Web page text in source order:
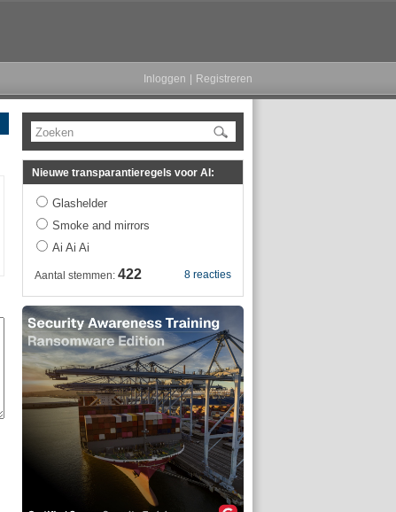
Inloggen Registreren
Zoeken
Nieuwe transparantieregels voor AI:
Glashelder
Smoke and mirrors
Ai Ai Ai
8 reacties
Aantal stemmen: 422